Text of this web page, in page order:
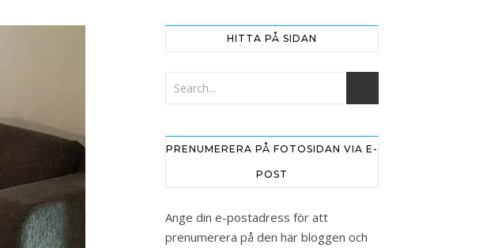
HITTA PÅ SIDAN
PRENUMERERA PÅ FOTOSIDAN VIA E-
POST
Ange din e-postadress för att
prenumerera på den här bloggen och